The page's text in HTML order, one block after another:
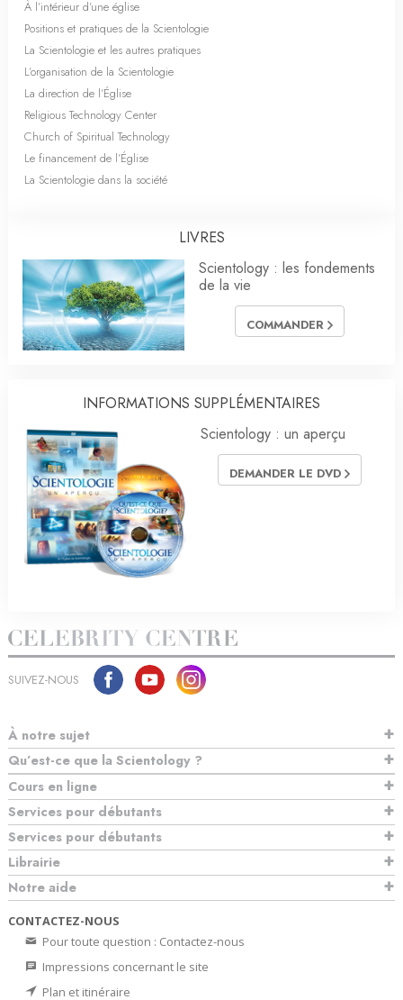
À l’intérieur d’une église
Positions et pratiques de la Scientologie
La Scientologie et les autres pratiques
L’organisation de la Scientologie
La direction de l’Église
Religious Technology Center
Church of Spiritual Technology
Le financement de l’Église
La Scientologie dans la société
LIVRES
Scientology : les fondements
de la vie
COMMANDER
INFORMATIONS SUPPLÉMENTAIRES
Scientology : un aperçu
DEMANDER LE DVD
SUIVEZ-NOUS
À notre sujet
Qu’est-ce que la Scientology ?
Cours en ligne
Services pour débutants
Services pour débutants
Librairie
Notre aide
CONTACTEZ-NOUS
Pour toute question : Contactez-nous
Impressions concernant le site
Plan et itinéraire